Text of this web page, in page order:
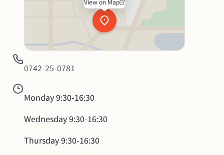
View on Map
0742-25-0781
Monday9:30-16:30
Wednesday9:30-16:30
Thursday9:30-16:30